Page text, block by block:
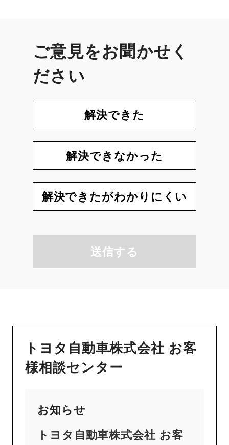
ご意見をお聞かせく
ださい
解決できた
解決できなかった
解決できたがわかりにくい
送信する
トヨタ自動車株式会社 お客
様相談センター
お知らせ
トヨタ自動車株式会社 お客